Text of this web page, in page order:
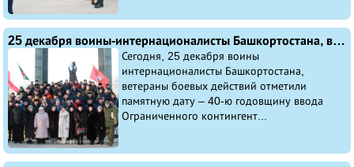
25 декабря воины-интернационалисты Башкортостана, ветераны боевых действий отметили памятную дату – 40-ю годовщину ввода Ограниченного контингента Советских Войск в Афганистан для оказания помощи афганскому народу
Сегодня, 25 декабря воины
интернационалисты Башкортостана,
ветераны боевых действий отметили
памятную дату – 40-ю годовщину ввода
Ограниченного контингент...